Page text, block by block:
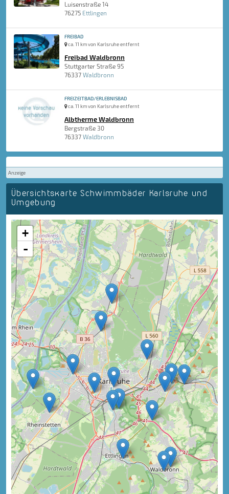
Luisenstraße 14
76275 Ettlingen
FREIBAD
ca. 11 km von Karlsruhe entfernt
Freibad Waldbronn
Stuttgarter Straße 95
76337 Waldbronn
FREIZEITBAD/ERLEBNISBAD
ca. 11 km von Karlsruhe entfernt
Albtherme Waldbronn
Bergstraße 30
76337 Waldbronn
Anzeige
Übersichtskarte Schwimmbäder Karlsruhe und
Umgebung
+
-